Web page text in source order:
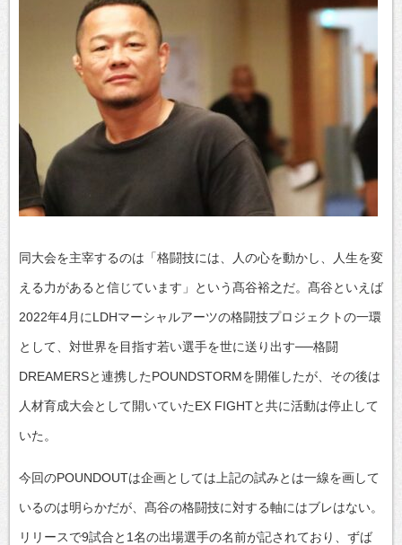
同大会を主宰するのは「格闘技には、人の心を動かし、人生を変
える力があると信じています」という髙谷裕之だ。髙谷といえば
2022年4月にLDHマーシャルアーツの格闘技プロジェクトの一環
として、対世界を目指す若い選手を世に送り出す──格闘
DREAMERSと連携したPOUNDSTORMを開催したが、その後は
人材育成大会として開いていたEX FIGHTと共に活動は停止して
いた。
今回のPOUNDOUTは企画としては上記の試みとは一線を画して
いるのは明らかだが、髙谷の格闘技に対する軸にはブレはない。
リリースで9試合と1名の出場選手の名前が記されており、ずば